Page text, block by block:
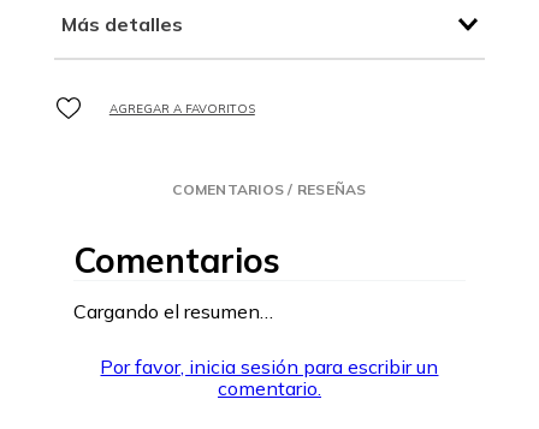
Más detalles
COMENTARIOS / RESEÑAS
Comentarios
Cargando el resumen…
Por favor, inicia sesión para escribir un
comentario.